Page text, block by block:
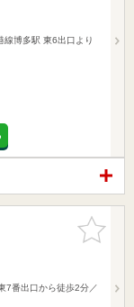
線博多駅 東6出口より
お気に入
りに追加
7番出口から徒歩2分／